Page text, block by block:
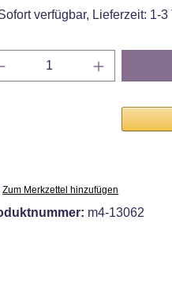
verfügbar, Lieferzeit: 1-3
Anzahl: Gib
Zum Merkzettel hinzufügen
m4-13062